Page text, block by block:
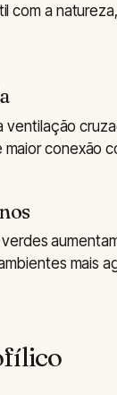
com a
ventilação
conexão
mais